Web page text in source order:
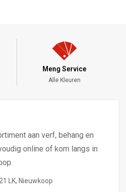
Snelle Levering
DHL - PostNL
aan verf, behang en
online of kom langs in
LK, Nieuwkoop